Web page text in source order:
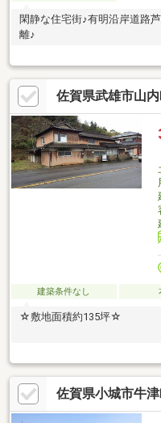
閑静な住宅街♪有明沿岸道路
離♪
佐賀県武雄市山
建築条件なし
☆敷地面積約135坪☆
佐賀県小城市牛